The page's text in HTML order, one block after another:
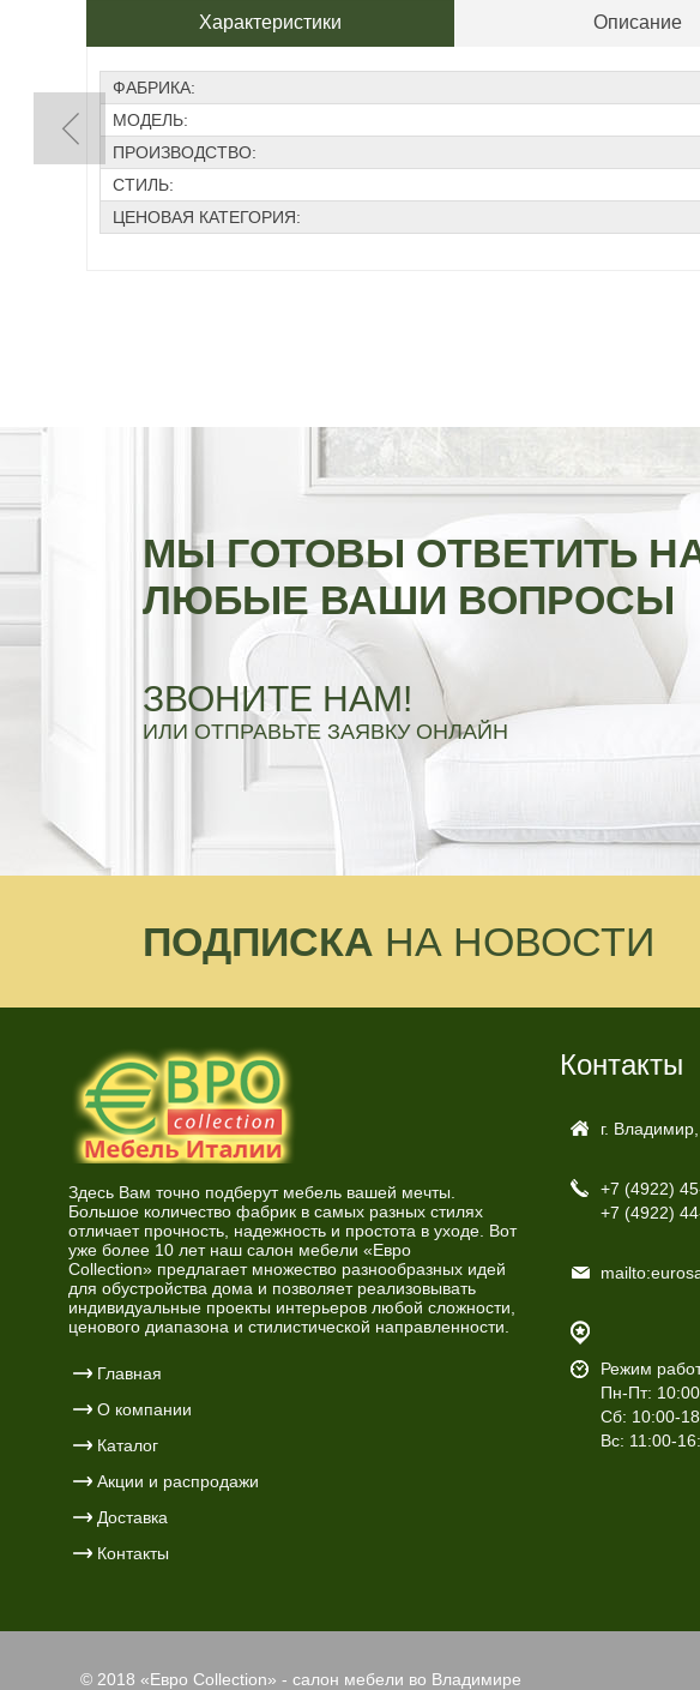
Характеристики Описание
ФАБРИКА:
МОДЕЛЬ:
ПРОИЗВОДСТВО:
СТИЛЬ:
ЦЕНОВАЯ КАТЕГОРИЯ:
МЫ ГОТОВЫ ОТВЕТИТЬ
ЛЮБЫЕ ВАШИ ВОПРОСЫ
ЗВОНИТЕ НАМ!
ИЛИ ОТПРАВЬТЕ ЗАЯВКУ ОНЛАЙН
ПОДПИСКА НА НОВОСТИ
Здесь Вам точно подберут мебель вашей мечты.
Большое количество фабрик в самых разных стилях
отличает прочность, надежность и простота в уходе. Вот
уже более 10 лет наш салон мебели «Евро
Collection» предлагает множество разнообразных идей
для обустройства дома и позволяет реализовывать
индивидуальные проекты интерьеров любой сложности,
ценового диапазона и стилистической направленности.
Главная
О компании
Каталог
Акции и распродажи
Доставка
Контакты
Контакты
г.
+7 (4922)
+7 (4922)
Режим
Пн-Пт:
Сб: 10:00-
Вс: 11:00-
© 2018 «Евро Collection» - салон мебели во Владимире